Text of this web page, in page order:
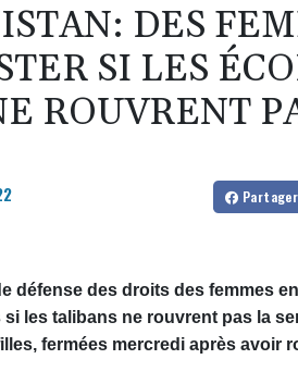
DES
SI LES
ROUVRENT
Partager
défense des droits des femmes
les talibans ne rouvrent pas la
fermées mercredi après avoir